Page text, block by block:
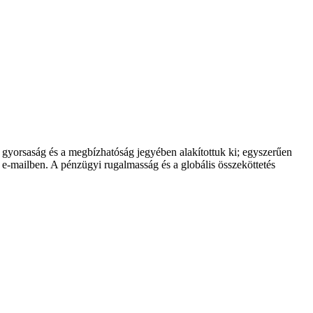
és a megbízhatóság jegyében alakítottuk ki; egyszerűen
mailben. A pénzügyi rugalmasság és a globális összeköttetés